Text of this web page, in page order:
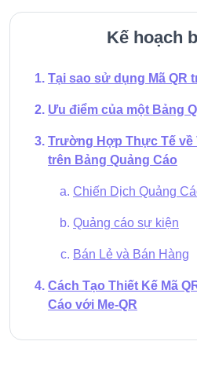
Kế hoạch
Tại sao sử dụng Mã QR
Ưu điểm của một Bảng
Trường Hợp Thực Tế về
trên Bảng Quảng Cáo
Chiến Dịch Quảng
Quảng cáo sự kiện
Bán Lẻ và Bán Hàng
Cách Tạo Thiết Kế Mã
Cáo với Me-QR